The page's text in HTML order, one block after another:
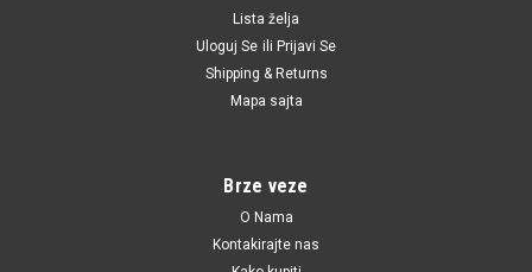
Lista želja
Uloguj Se ili Prijavi Se
Shipping & Returns
Mapa sajta
Brze veze
O Nama
Kontakirajte nas